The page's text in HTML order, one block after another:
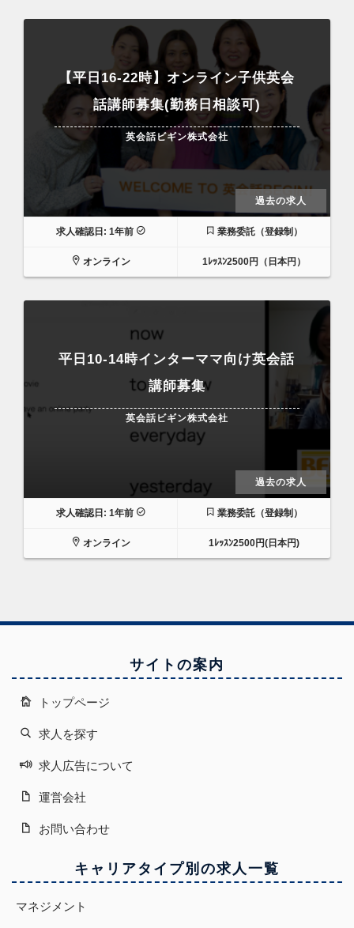
【平日16-22時】オンライン子供英会
話講師募集(勤務日相談可)
英会話ビギン株式会社
過去の求人
求人確認日: 1年前 業務委託（登録制）
オンライン 1ﾚｯｽﾝ2500円（日本円）
平日10-14時インターママ向け英会話
講師募集
英会話ビギン株式会社
過去の求人
求人確認日: 1年前 業務委託（登録制）
オンライン 1ﾚｯｽﾝ2500円(日本円)
サイトの案内
トップページ
求人を探す
求人広告について
運営会社
お問い合わせ
キャリアタイプ別の求人一覧
マネジメント